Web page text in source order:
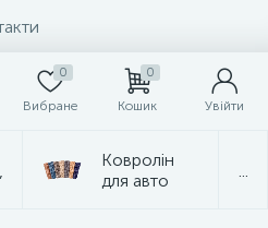
0
Вибране
0
Кошик Увійти
Ковролін
для авто